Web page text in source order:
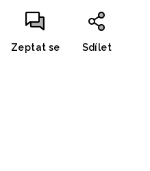
Zeptat se Sdílet